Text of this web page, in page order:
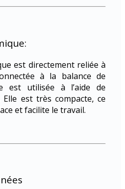
est directement reliée à
à la balance de
est utilisée à l’aide de
Elle est très compacte, ce
et facilite le travail.